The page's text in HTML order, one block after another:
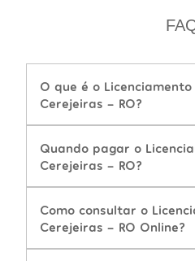
O que é o
Cerejeiras - RO?
Quando pagar o
Cerejeiras - RO?
Como consultar o
Cerejeiras - RO Online?